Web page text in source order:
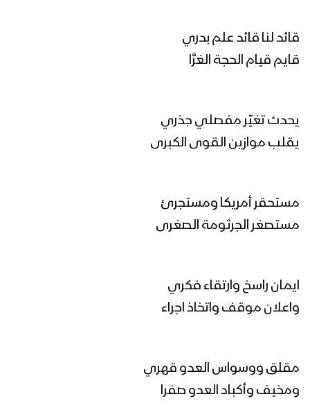
الخيار الأنسب | عيسى الليث & رشاد الخزان
1445هـ
مونتاج زامل قبائل البيضاء – عيسى الليث
1445هـ
عيسى الليث – 1445هـ
قائد لنا قائد علم بدري
قايم قيام الحجة الغرَّا
يحدث تغيّر مفصلي جذري
يقلب موازين القوى الكبرى
مستحقر أمريكا ومستجرئ
مستصغر الجرثومة الصغرى
ايمان راسخ وارتقاء فكري
واعلان موقف واتخاذ اجراء
مقلق ووسواس العدو قهري
ومخيف وأكباد العدو صفرا